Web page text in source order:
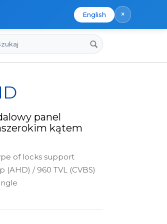
English ×
panel
kątem
of locks support
(AHD) / 960 TVL (CVBS)